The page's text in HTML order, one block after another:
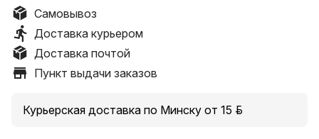
HMA82GU6DJR8N-XN 16GB, DDR4-2933, DIMM - 280
руб.
Самовывоз
Доставка курьером
Доставка почтой
Пункт выдачи заказов
Курьерская доставка по Минску от 15 руб.